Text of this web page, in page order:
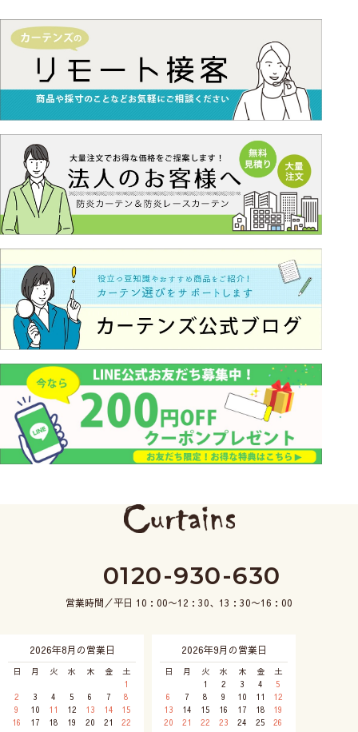
0120-930-630
営業時間／平日 10：00〜12：30、13：30〜16：00
2026年8月の営業日
日 月 火 水 木 金
土
1
2
3 4 5 6 7
8
9
10 11 12 13 14
15
16
17 18 19 20 21
22
2026年9月の営業日
日 月 火 水 木 金
土
1
2 3 4
5
6
7 8 9 10 11
12
13
14 15 16 17 18
19
20
21 22 23 24 25
26